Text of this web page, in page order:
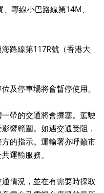
專線小巴路線第14M、
路線第117R號（香港大
及停車場將會暫停使用。
帶的交通將會擠塞。駕駛
響範圍。如遇交通受阻，
的指示。運輸署亦呼籲市
運輸服務。
情況，並在有需要時採取